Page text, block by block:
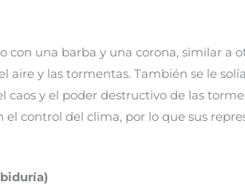
con una barba y una corona, similar a
aire y las tormentas. También se le
caos y el poder destructivo de las
el control del clima, por lo que sus